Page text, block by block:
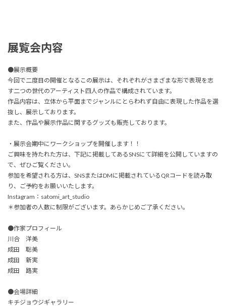
展覧会内容
●展示概要
今回で二度目の開催となるこの展示は、それぞれがさまざまな形で表現を志
す二つの世代のアーティスト四人の作品で構成されています。
作品内容は、立体から平面までジャンルにとらわれず自由に表現した作品を選
抜し、展示しております。
また、作品や展示作品に関するグッズも販売しております。
・展示会期中にワークショップを開催します！！
ご興味を持たれた方は、下記に掲載してあるSNSにて詳細を公開していますの
で、ぜひご覧ください。
参加を希望される方は、SNSまたはDMに掲載されているQRコードを読み取
り、ご予約をお願いいたします。
Instagram：satomi_art_studio
＊参加者の人数に制限がございます。あらかじめご了承ください。
●作家プロフィール
川合 洋美
成田 聡美
成田 新実
成田 路実
●会場詳細
キチジョウジギャラリー